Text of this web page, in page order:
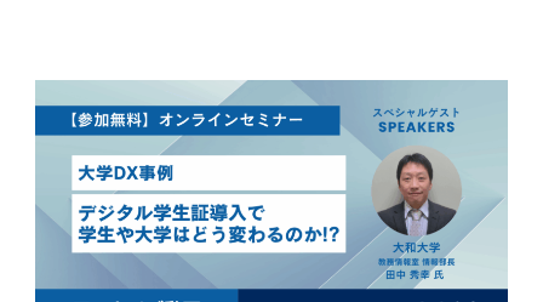
大学DXナビ
お役立ち資料
お知らせ